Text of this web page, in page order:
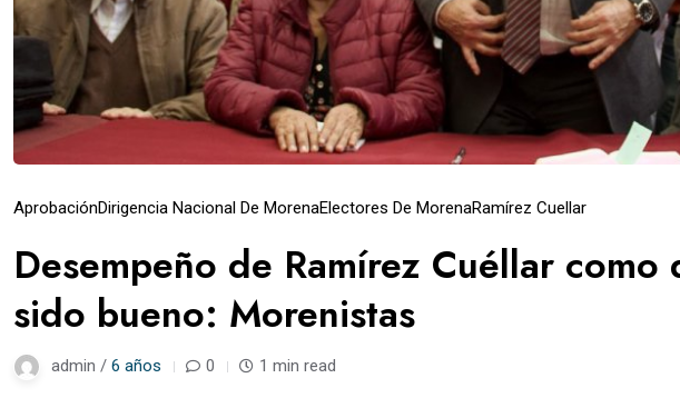
AprobaciónDirigencia Nacional De MorenaElectores De MorenaRamírez Cuellar
Desempeño de Ramírez Cuéllar
sido bueno: Morenistas
admin / 6 años 0 1 min read